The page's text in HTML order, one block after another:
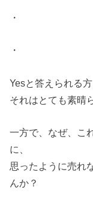
・
・
Yesと答えられる方
それはとても素晴
一方で、なぜ、こ
に、
思ったように売れ
んか？